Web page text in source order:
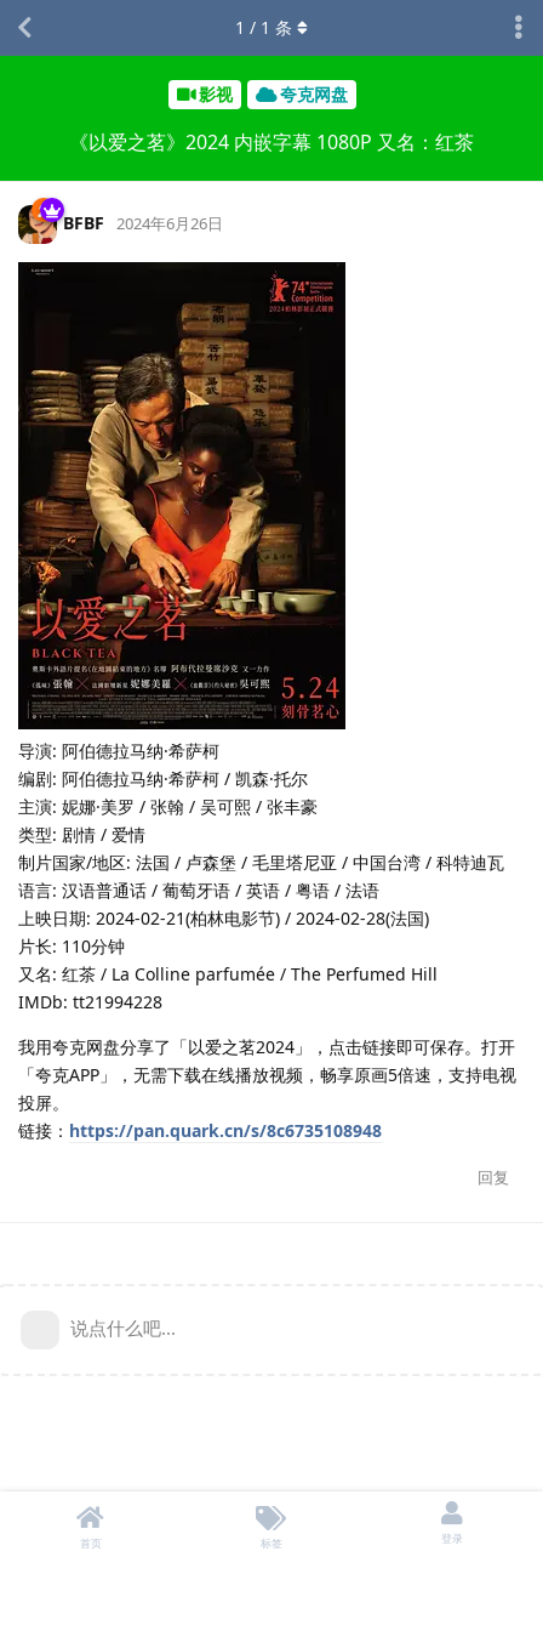
影视 夸克网盘
《以爱之茗》2024 内嵌字幕 1080P 又名：红茶
1 / 1 条
BFBF 2024年6月26日
导演: 阿伯德拉马纳·希萨柯
编剧: 阿伯德拉马纳·希萨柯 / 凯森·托尔
主演: 妮娜·美罗 / 张翰 / 吴可熙 / 张丰豪
类型: 剧情 / 爱情
制片国家/地区: 法国 / 卢森堡 / 毛里塔尼亚 / 中国台湾 / 科特迪瓦
语言: 汉语普通话 / 葡萄牙语 / 英语 / 粤语 / 法语
上映日期: 2024-02-21(柏林电影节) / 2024-02-28(法国)
片长: 110分钟
又名: 红茶 / La Colline parfumée / The Perfumed Hill‎
IMDb: tt21994228
我用夸克网盘分享了「以爱之茗2024」，点击链接即可保存。打开
「夸克APP」，无需下载在线播放视频，畅享原画5倍速，支持电视
投屏。
链接： https://pan.quark.cn/s/8c6735108948
回复
说点什么吧...
首页 标签 登录